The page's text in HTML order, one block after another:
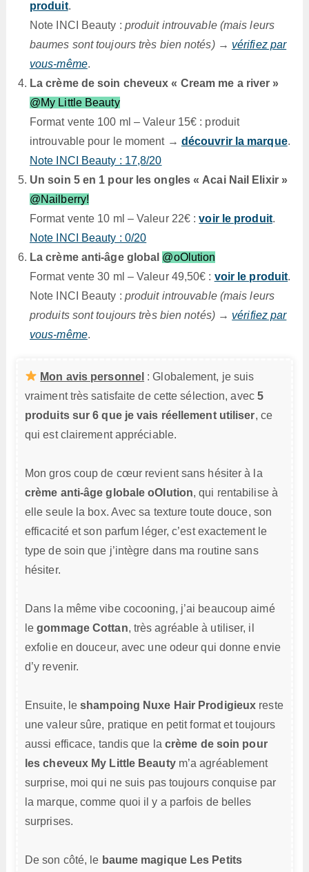
produit.
Note INCI Beauty : produit introuvable (mais leurs
baumes sont toujours très bien notés) → vérifiez par
vous-même.
La crème de soin cheveux « Cream me a river »
@My Little Beauty
Format vente 100 ml – Valeur 15€ : produit
introuvable pour le moment → découvrir la marque.
Note INCI Beauty : 17,8/20
Un soin 5 en 1 pour les ongles « Acai Nail Elixir »
@Nailberry!
Format vente 10 ml – Valeur 22€ :voir le produit.
Note INCI Beauty : 0/20
La crème anti-âge global @oOlution
Format vente 30 ml – Valeur 49,50€ : voir le produit.
Note INCI Beauty : produit introuvable (mais leurs
produits sont toujours très bien notés) → vérifiez par
vous-même.
Mon avis personnel : Globalement, je suis
vraiment très satisfaite de cette sélection, avec 5
produits sur 6 que je vais réellement utiliser, ce
qui est clairement appréciable.
Mon gros coup de cœur revient sans hésiter à la
crème anti-âge globale oOlution, qui rentabilise à
elle seule la box. Avec sa texture toute douce, son
efficacité et son parfum léger, c’est exactement le
type de soin que j’intègre dans ma routine sans
hésiter.
Dans la même vibe cocooning, j’ai beaucoup aimé
legommage Cottan, très agréable à utiliser, il
exfolie en douceur, avec une odeur qui donne envie
d’y revenir.
Ensuite, leshampoing Nuxe Hair Prodigieux reste
une valeur sûre, pratique en petit format et toujours
aussi efficace, tandis que la crème de soin pour
les cheveux My Little Beautym’a agréablement
surprise, moi qui ne suis pas toujours conquise par
la marque, comme quoi il y a parfois de belles
surprises.
De son côté, le baume magique Les Petits